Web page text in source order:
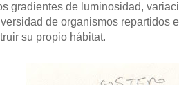
gradientes de luminosidad,
de organismos repartidos
su propio hábitat.